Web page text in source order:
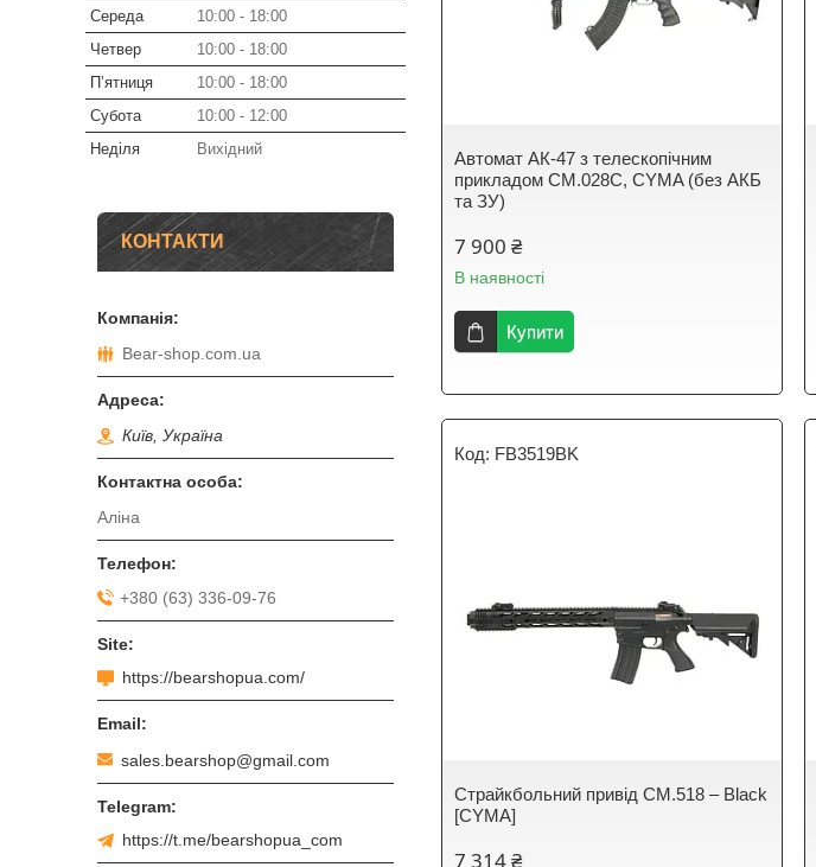
Автомат АК-47 з телескопічним
прикладом CM.028C, CYMA (без АКБ
та ЗУ)
7 900 ₴
В наявності
Купити
FB3519BK
Страйкбольний привід CM.518 – Black
[CYMA]
7 314 ₴
Середа
10:00
18:00
Четвер
10:00
18:00
Пʼятниця
10:00
18:00
Субота
10:00
12:00
Неділя
Вихідний
КОНТАКТИ
Bear-shop.com.ua
Київ, Україна
Аліна
+380 (63) 336-09-76
https://bearshopua.com/
sales.bearshop@gmail.com
https://t.me/bearshopua_com